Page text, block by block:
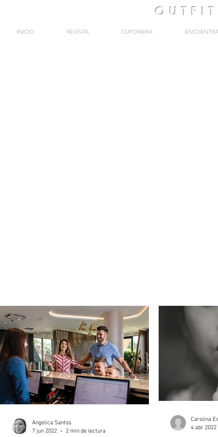
OUTFIT
INICIO REVISTA CUPONERA
Angelica Santos
7 jun 2022
2 min de lectura
Carolina
4 abr 2022